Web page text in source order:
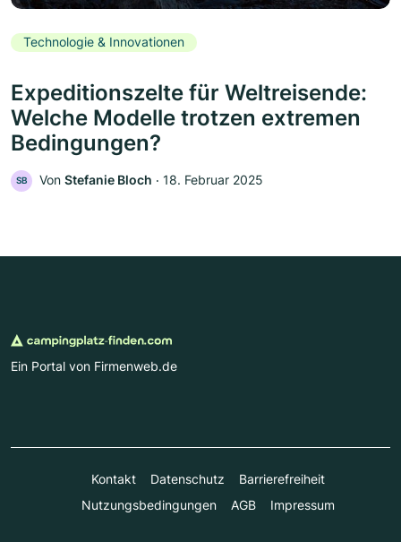
Technologie & Innovationen
Expeditionszelte für Weltreisende:
Welche Modelle trotzen extremen
Bedingungen?
SB Von Stefanie Bloch ‧ 18. Februar 2025
Ein Portal von Firmenweb.de
Kontakt Datenschutz
Barrierefreiheit
Nutzungsbedingungen
AGB Impressum